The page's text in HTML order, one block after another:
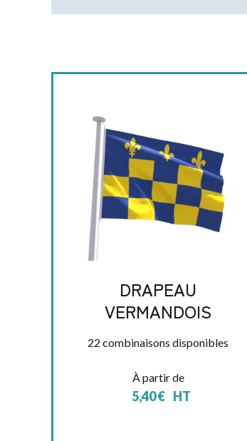
DRAPEAU
VERMANDOIS
22 combinaisons disponibles
À partir de
5,40€ HT